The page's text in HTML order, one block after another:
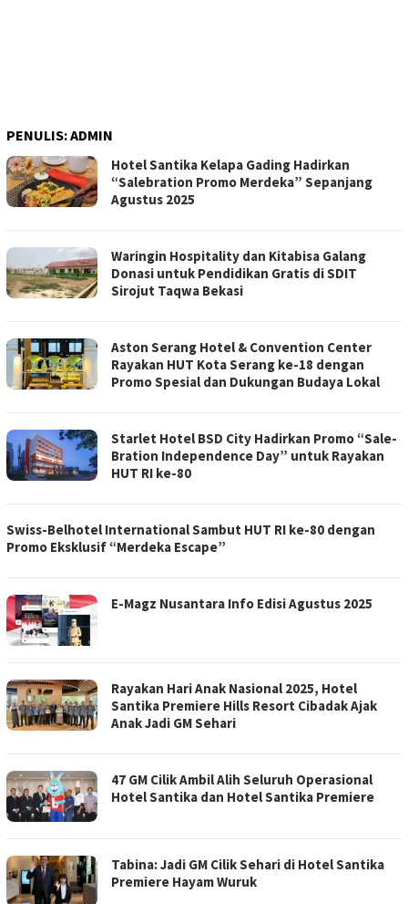
PENULIS:ADMIN
Hotel Santika Kelapa Gading Hadirkan
“Salebration Promo Merdeka” Sepanjang
Agustus 2025
Waringin Hospitality dan Kitabisa Galang
Donasi untuk Pendidikan Gratis di SDIT
Sirojut Taqwa Bekasi
Aston Serang Hotel & Convention Center
Rayakan HUT Kota Serang ke-18 dengan
Promo Spesial dan Dukungan Budaya Lokal
Starlet Hotel BSD City Hadirkan Promo “Sale-
Bration Independence Day” untuk Rayakan
HUT RI ke-80
Swiss-Belhotel International Sambut HUT RI ke-80 dengan
Promo Eksklusif “Merdeka Escape”
E-Magz Nusantara Info Edisi Agustus 2025
Rayakan Hari Anak Nasional 2025, Hotel
Santika Premiere Hills Resort Cibadak Ajak
Anak Jadi GM Sehari
47 GM Cilik Ambil Alih Seluruh Operasional
Hotel Santika dan Hotel Santika Premiere
Tabina: Jadi GM Cilik Sehari di Hotel Santika
Premiere Hayam Wuruk